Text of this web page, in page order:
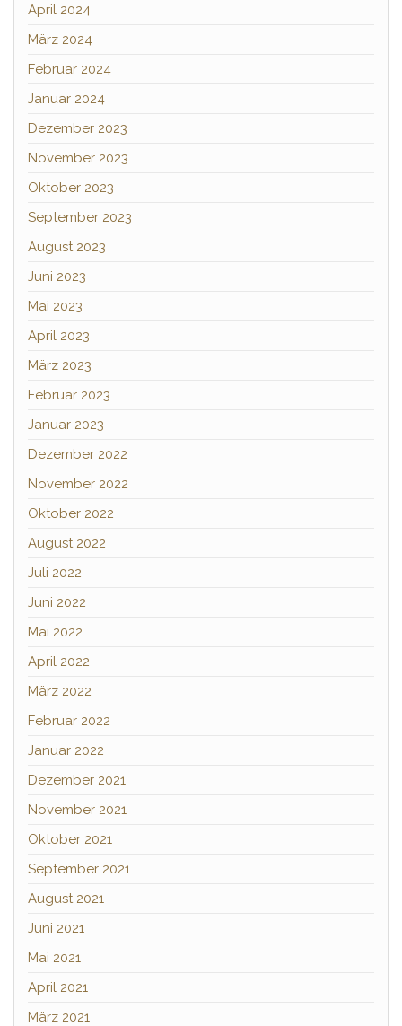
April 2024
März 2024
Februar 2024
Januar 2024
Dezember 2023
November 2023
Oktober 2023
September 2023
August 2023
Juni 2023
Mai 2023
April 2023
März 2023
Februar 2023
Januar 2023
Dezember 2022
November 2022
Oktober 2022
August 2022
Juli 2022
Juni 2022
Mai 2022
April 2022
März 2022
Februar 2022
Januar 2022
Dezember 2021
November 2021
Oktober 2021
September 2021
August 2021
Juni 2021
Mai 2021
April 2021
März 2021